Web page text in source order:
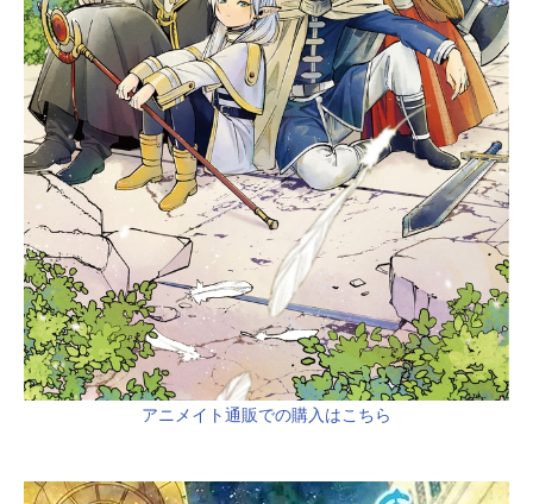
アニメイト通販での購入はこちら